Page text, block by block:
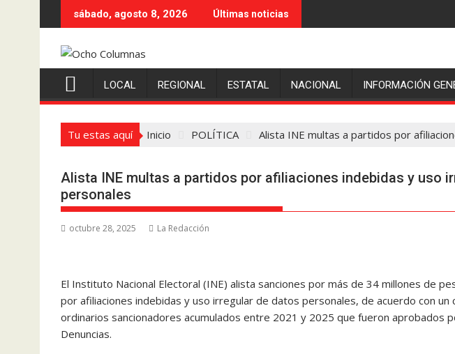
al
sábado, agosto 8, 2026 Últimas noticias
LOCAL REGIONAL ESTATAL NACIONAL INFORMACIÓN
Tu estas aquí Inicio POLÍTICA Alista INE multas a partidos por
Alista INE multas a partidos por afiliaciones indebidas y uso
personales
octubre 28, 2025 La Redacción
El Instituto Nacional Electoral (INE) alista sanciones por más de 34 millones de
por afiliaciones indebidas y uso irregular de datos personales, de acuerdo con
ordinarios sancionadores acumulados entre 2021 y 2025 que fueron aprobados
Denuncias.